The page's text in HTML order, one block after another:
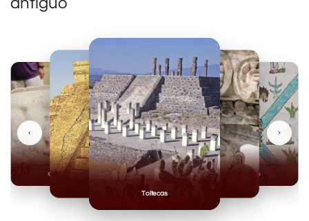
Toltecas
Mexicas
Olmecas
‹ ›